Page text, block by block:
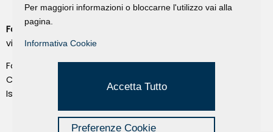
Fondazione Dino Zoli
viale Bologna 288, Forlì
Fondo dot. euro 285.000 i.v.
CF e P.IVA 03692820404
Isc.Reg Per.Giu. n. 10404
Per maggiori informazioni o bloccarne l'utilizzo vai alla
pagina.
Informativa Cookie
Accetta Tutto
Preferenze Cookie